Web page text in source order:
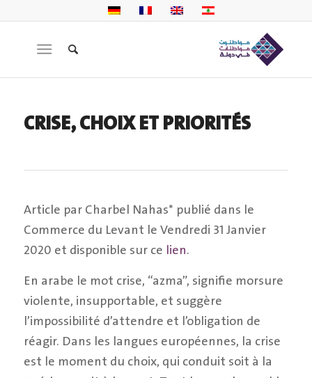
CRISE, CHOIX ET PRIORITÉS
Article par Charbel Nahas* publié dans le
Commerce du Levant le Vendredi 31 Janvier
2020 et disponible sur ce lien.
En arabe le mot crise, “azma”, signifie morsure
violente, insupportable, et suggère
l’impossibilité d’attendre et l’obligation de
réagir. Dans les langues européennes, la crise
est le moment du choix, qui conduit soit à la